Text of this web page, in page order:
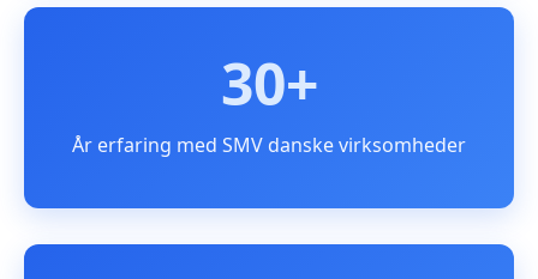
30+
År erfaring med SMV danske virksomheder